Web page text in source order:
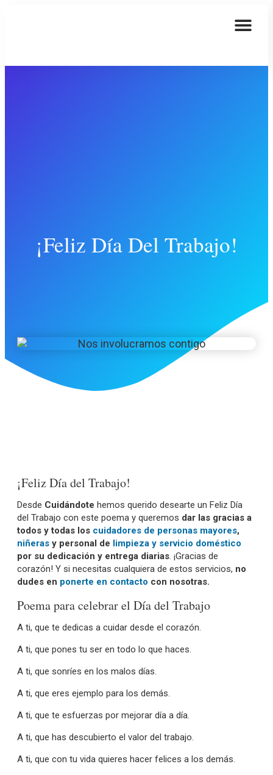
¡Feliz Día Del Trabajo!
¡Feliz Día del Trabajo!
Desde Cuidándote hemos querido desearte un Feliz Día
del Trabajo con este poema y queremos dar las gracias a
todos y todas los cuidadores de personas mayores,
niñeras y personal de limpieza y servicio doméstico
por su dedicación y entrega diarias. ¡Gracias de
corazón! Y si necesitas cualquiera de estos servicios, no
dudes en ponerte en contacto con nosotras.
Poema para celebrar el Día del Trabajo
A ti, que te dedicas a cuidar desde el corazón.
A ti, que pones tu ser en todo lo que haces.
A ti, que sonríes en los malos días.
A ti, que eres ejemplo para los demás.
A ti, que te esfuerzas por mejorar día a día.
A ti, que has descubierto el valor del trabajo.
A ti, que con tu vida quieres hacer felices a los demás.